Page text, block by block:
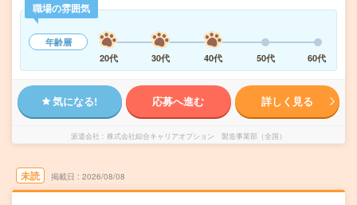
職場の雰囲気
年齢層
20代
30代 40代 50代 60代
気になる! 応募へ進む 詳しく見る
派遣会社 株式会社綜合キャリアオプション 製造事業部（全国）
未読 掲載日 2026/08/08